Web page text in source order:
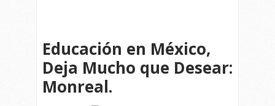
Educación en México,
Deja Mucho que Desear:
Monreal.